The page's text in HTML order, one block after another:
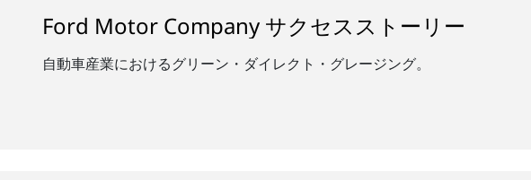
Ford Motor Company サクセスストーリー
自動車産業におけるグリーン・ダイレクト・グレージング。